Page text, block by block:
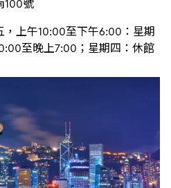
100號
，上午10:00至下午6:00：星期
至晚上7:00；星期四：休館